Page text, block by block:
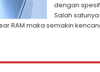
dengan
Salah
RAM maka semakin